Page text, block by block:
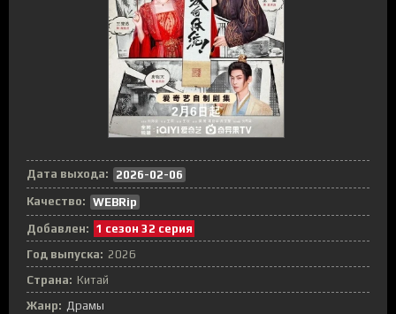
Дата выхода:
2026-02-06
Качество: WEBRip
Добавлен: 1 сезон 32 серия
Год выпуска: 2026
Страна: Китай
Жанр: Драмы